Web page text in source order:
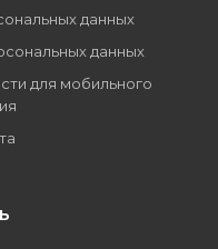
данных
данных
для мобильного